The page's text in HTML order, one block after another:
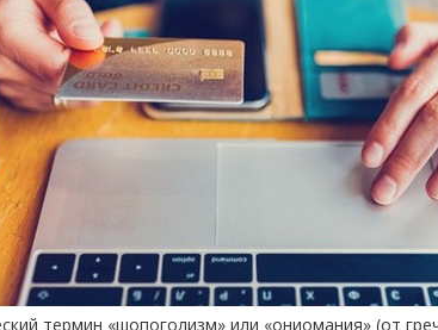
термин «шопоголизм» или «ониомания» (от